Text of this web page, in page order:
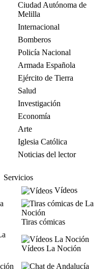
Ciudad Autónoma de
Melilla
Internacional
Bomberos
Policía Nacional
Armada Española
Ejército de Tierra
Salud
Investigación
Economía
Arte
Iglesia Católica
Noticias del lector
Servicios
Vídeos
Tiras cómicas
Vídeos La Noción